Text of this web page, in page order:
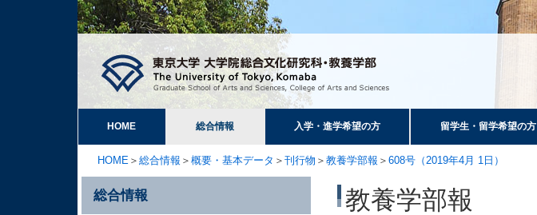
HOME 総合情報 入学・進学希望の方 留学生・留学希望の方
HOME ＞ 総合情報 ＞ 概要・基本データ ＞ 刊行物 ＞ 教養学部報 ＞ 608号（2019年4月 1日）
教養学部報
総合情報